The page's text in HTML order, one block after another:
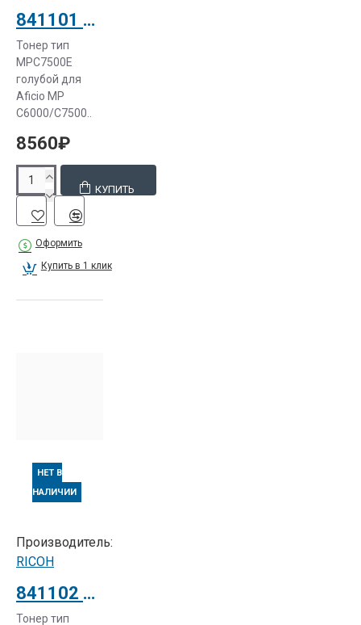
841101 Тонер тип MPC7500E голубой для Aficio MP C6000/C7500
Тонер тип
MPC7500E
голубой для
Aficio MP
C6000/C7500..
8560₽
КУПИТЬ
Оформить
Купить в 1 клик
НЕТ В
НАЛИЧИИ
Производитель:
RICOH
841102 Тонер тип MPC7500E малиновый для Ricoh Aficio MP C6000/C7500
Тонер тип